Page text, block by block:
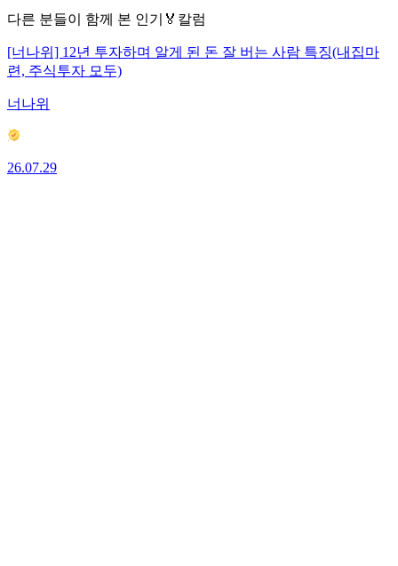
다른 분들이 함께 본 인기🏅칼럼
[너나위] 12년 투자하며 알게 된 돈 잘 버는 사람 특징(내집마
련, 주식투자 모두)
너나위
26.07.29